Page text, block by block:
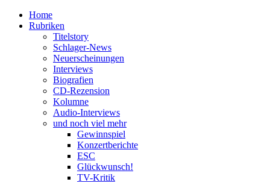
Home
Rubriken
Titelstory
Schlager-News
Neuerscheinungen
Interviews
Biografien
CD-Rezension
Kolumne
Audio-Interviews
und noch viel mehr
Gewinnspiel
Konzertberichte
ESC
Glückwunsch!
TV-Kritik